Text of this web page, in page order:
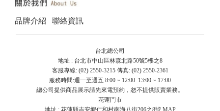
品牌介紹 聯絡資訊
台北總公司
地址 : 台北市中山區林森北路50號5樓之8
客服專線: (02) 2550-3215 傳真: (02) 2550-2361
服務時間:週一至週五 8:00 ~ 12:00 13:00 ~ 17:00
總公司提供商品展示請先來電預約，恕不提供販賣業務。
花蓮門市
地址 : 花蓮縣吉安鄉仁和村南海八街206之8號 MAP